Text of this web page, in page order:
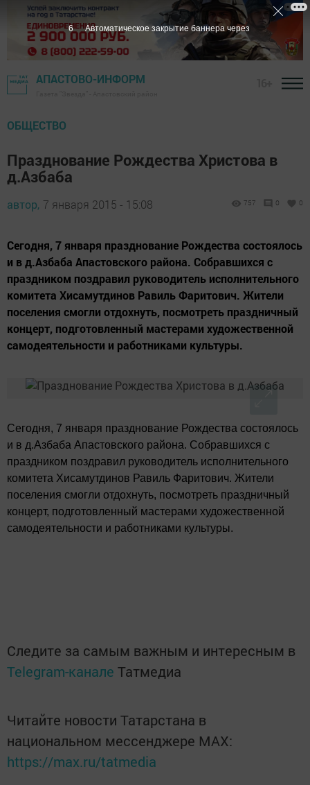
АПАСТОВО-ИНФОРМ
ОБЩЕСТВО
Празднование Рождества Христова в
д.Азбаба
автор, 7 января 2015 - 15:08 757 0 0
Сегодня, 7 января празднование Рождества состоялось
и в д.Азбаба Апастовского района. Собравшихся с
праздником поздравил руководитель исполнительного
комитета Хисамутдинов Равиль Фаритович. Жители
поселения смогли отдохнуть, посмотреть праздничный
концерт, подготовленный мастерами художественной
самодеятельности и работниками культуры.
Сегодня, 7 января празднование Рождества состоялось
и в д.Азбаба Апастовского района. Собравшихся с
праздником поздравил руководитель исполнительного
комитета Хисамутдинов Равиль Фаритович. Жители
поселения смогли отдохнуть, посмотреть праздничный
концерт, подготовленный мастерами художественной
самодеятельности и работниками культуры.
Следите за самым важным и интересным в
Telegram-канале Татмедиа
Читайте новости Татарстана в
национальном мессенджере MАХ:
https://max.ru/tatmedia
5 Автоматическое закрытие баннера через